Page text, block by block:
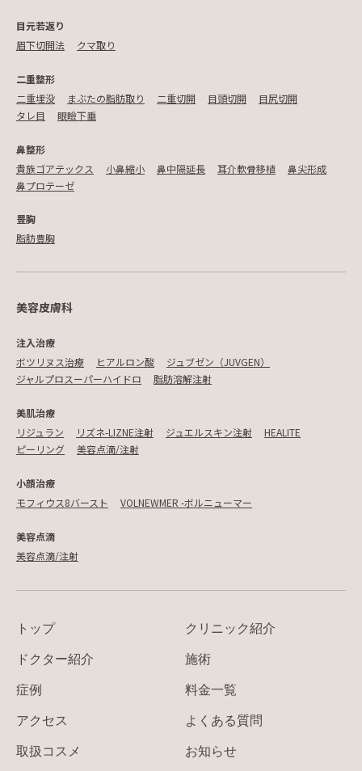
目元若返り
眉下切開法
クマ取り
二重整形
二重埋没
まぶたの脂肪取り 二重切開 目頭切開
目尻切開
タレ目
眼瞼下垂
鼻整形
貴族ゴアテックス
小鼻縮小 鼻中隔延長 耳介軟骨移植
鼻尖形成
鼻プロテーゼ
豊胸
脂肪豊胸
美容皮膚科
注入治療
ボツリヌス治療
ヒアルロン酸
ジュブゼン（JUVGEN）
ジャルプロスーパーハイドロ
脂肪溶解注射
美肌治療
リジュラン
リズネ-LIZNE注射 ジュエルスキン注射
HEALITE
ピーリング
美容点滴/注射
小顔治療
モフィウス8バースト
VOLNEWMER -ボルニューマー
美容点滴
美容点滴/注射
トップ
クリニック紹介
ドクター紹介
施術
症例
料金一覧
アクセス
よくある質問
取扱コスメ
お知らせ